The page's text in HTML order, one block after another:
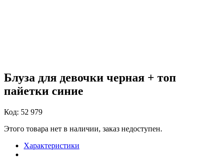
Блуза для девочки черная + топ
пайетки синие
Код: 52 979
Этого товара нет в наличии, заказ недоступен.
Характеристики